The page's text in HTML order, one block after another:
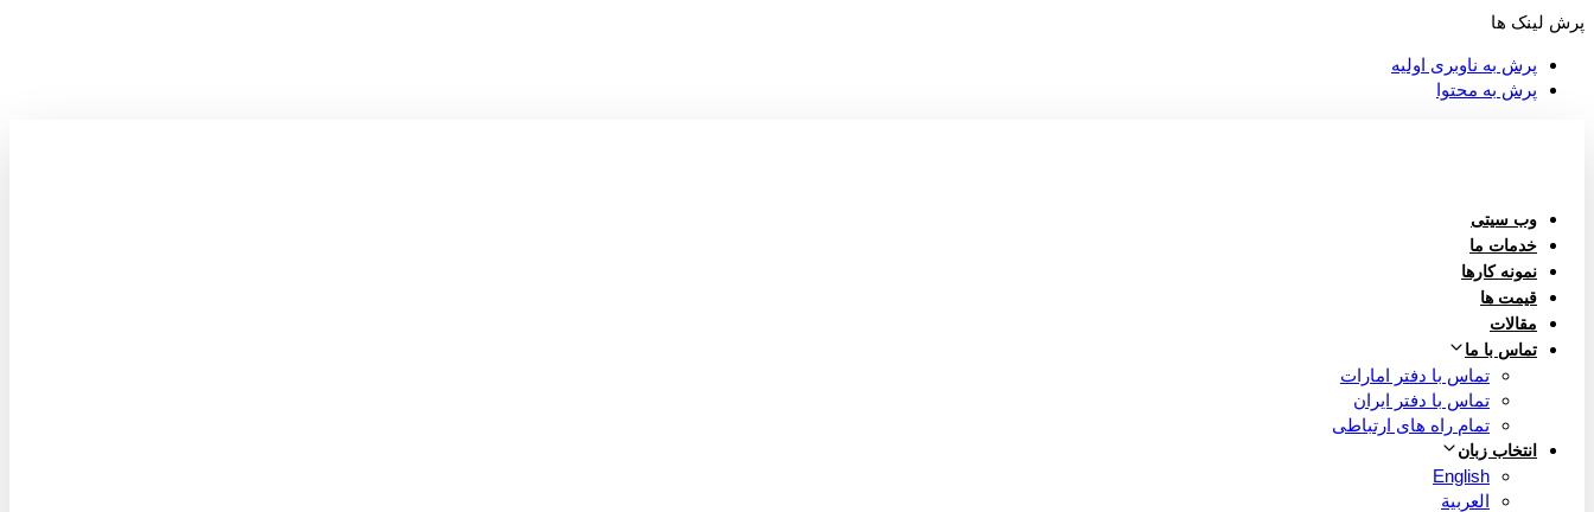
پرش لینک ها
پرش به ناوبری اولیه
پرش به محتوا
وب سیتی
خدمات ما
نمونه کارها
قیمت ها
مقالات
تماس با ما
تماس با دفتر امارات
تماس با دفتر ایران
تمام راه های ارتباطی
انتخاب زبان
English
العربية